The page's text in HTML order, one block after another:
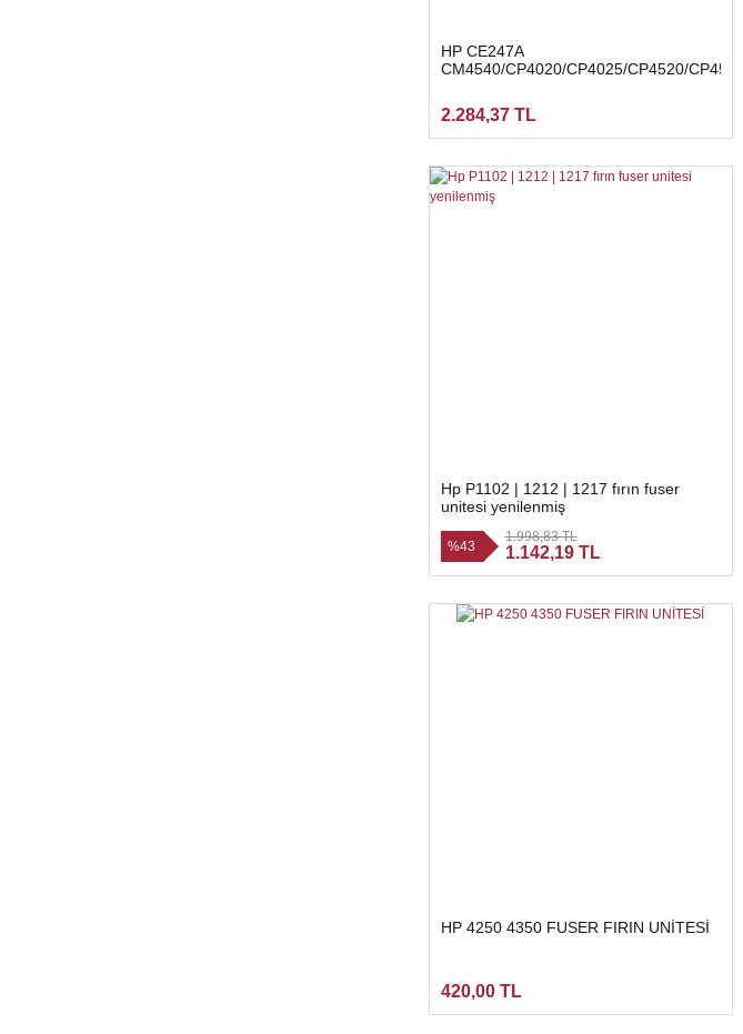
HP CE247A
CM4540/CP4020/CP4025/CP4520/
2.284,37 TL
Hp P1102 | 1212 | 1217 fırın fuser
unitesi yenilenmiş
%43
1.998,83 TL
1.142,19 TL
HP 4250 4350 FUSER FIRIN UNİTESİ
420,00 TL